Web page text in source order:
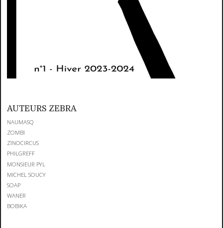
AUTEURS ZEBRA
NAUMASQ
ZOMBI
ZINOCIRCUS
PHILGREFF
MONSIEUR PYL
MICHEL SOUCY
SOAP
WANER
BOBIKA